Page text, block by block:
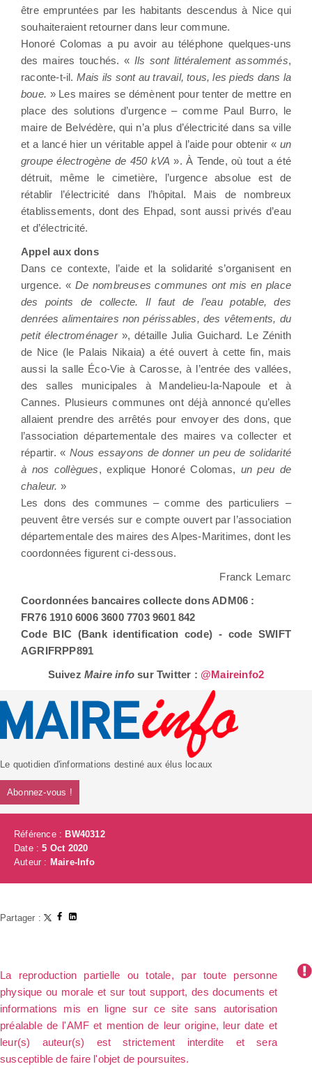
être empruntées par les habitants descendus à Nice qui
souhaiteraient retourner dans leur commune.
Honoré Colomas a pu avoir au téléphone quelques-uns
des maires touchés. « Ils sont littéralement assommés,
raconte-t-il. Mais ils sont au travail, tous, les pieds dans la
boue. » Les maires se démènent pour tenter de mettre en
place des solutions d’urgence – comme Paul Burro, le
maire de Belvédère, qui n’a plus d’électricité dans sa ville
et a lancé hier un véritable appel à l’aide pour obtenir «un
groupe électrogène de 450 kVA ». À Tende, où tout a été
détruit, même le cimetière, l’urgence absolue est de
rétablir l’électricité dans l’hôpital. Mais de nombreux
établissements, dont des Ehpad, sont aussi privés d’eau
et d’électricité.
Appel aux dons
Dans ce contexte, l’aide et la solidarité s’organisent en
urgence. « De nombreuses communes ont mis en place
des points de collecte. Il faut de l’eau potable, des
denrées alimentaires non périssables, des vêtements, du
petit électroménager », détaille Julia Guichard. Le Zénith
de Nice (le Palais Nikaia) a été ouvert à cette fin, mais
aussi la salle Éco-Vie à Carosse, à l’entrée des vallées,
des salles municipales à Mandelieu-la-Napoule et à
Cannes. Plusieurs communes ont déjà annoncé qu’elles
allaient prendre des arrêtés pour envoyer des dons, que
l’association départementale des maires va collecter et
répartir. « Nous essayons de donner un peu de solidarité
à nos collègues, explique Honoré Colomas, un peu de
chaleur. »
Les dons des communes – comme des particuliers –
peuvent être versés sur e compte ouvert par l’association
départementale des maires des Alpes-Maritimes, dont les
coordonnées figurent ci-dessous.
Franck Lemarc
Coordonnées bancaires collecte dons ADM06 :
FR76 1910 6006 3600 7703 9601 842
Code BIC (Bank identification code) - code SWIFT
AGRIFRPP891
SuivezMaire info sur Twitter : @Maireinfo2
Le quotidien d'informations destiné aux élus locaux
Abonnez-vous !
Référence :BW40312
Date :5 Oct 2020
Auteur : Maire-Info
Partager :
La reproduction partielle ou totale, par toute personne
physique ou morale et sur tout support, des documents et
informations mis en ligne sur ce site sans autorisation
préalable de l'AMF et mention de leur origine, leur date et
leur(s) auteur(s) est strictement interdite et sera
susceptible de faire l'objet de poursuites.